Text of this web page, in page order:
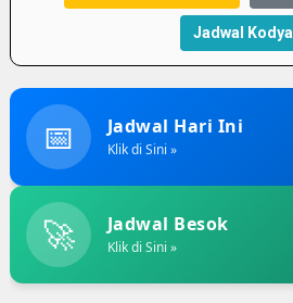
Jadwal Kodya
📅 Jadwal Hari Ini
Klik di Sini »
🚀 Jadwal Besok
Klik di Sini »